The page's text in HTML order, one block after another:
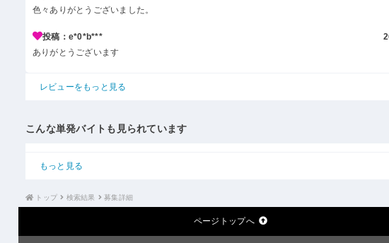
色々ありがとうございました。
投稿：e*0*b***
ありがとうございます
レビューをもっと見る
こんな単発バイトも見られています
もっと見る
トップ 検索結果 募集詳細
ページトップへ